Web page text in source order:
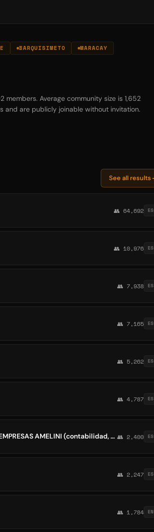
BARQUISIMETO MARACAY
members. Average community size is 1,652
and are publicly joinable without invitation.
See all results
👥 64,692 ES
👥 10,976 ES
👥 7,938 ES
👥 7,165 ES
👥 5,262 ES
👥 4,787 ES
venezuela world trabajos online❤️👍👌😯😯😯 patrocinado por EMPRESAS AMELINI (contabilidad, publicidad y bienes inmuebles) 👥 2,400 ES
👥 2,247 ES
👥 1,784 EN